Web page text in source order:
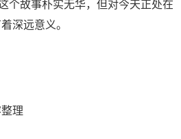
个故事朴实无华，但对今天正处在
深远意义。
理